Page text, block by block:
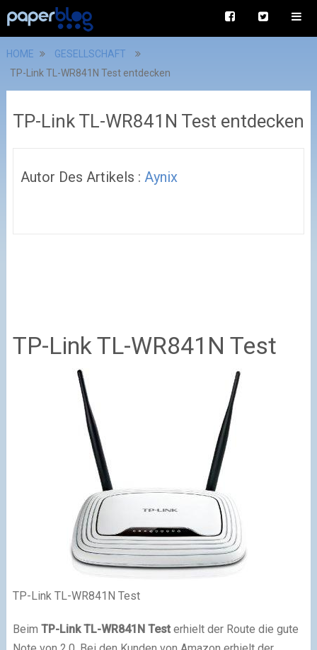
HOME
GESELLSCHAFT
TP-Link TL-WR841N Test entdecken
TP-Link TL-WR841N Test entdecken
Autor Des Artikels : Aynix
TP-Link TL-WR841N Test
TP-Link TL-WR841N Test
Beim TP-Link TL-WR841N Testerhielt der Route die gute